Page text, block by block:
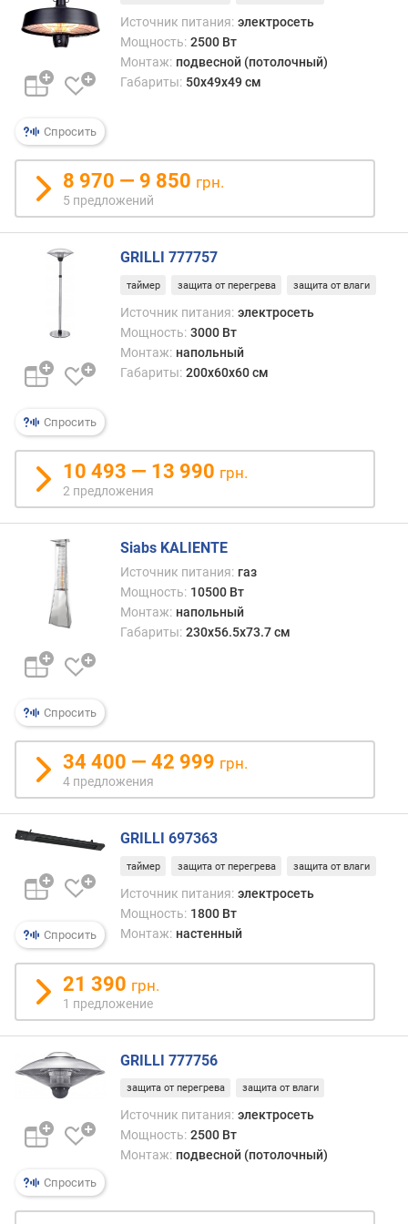
ж
в
е
(
к
)
Спросить
Источник питания: электросеть
Мощность: 2500 Вт
Монтаж: подвесной (потолочный)
Габариты: 50x49x49 см
8 970 — 9 850 грн.
5 предложений
Спросить
GRILLI 777757
таймер защита от перегрева защита от влаги
Источник питания: электросеть
Мощность: 3000 Вт
Монтаж: напольный
Габариты: 200x60x60 см
10 493 — 13 990 грн.
2 предложения
Спросить
Siabs KALIENTE
Источник питания: газ
Мощность: 10500 Вт
Монтаж: напольный
Габариты: 230x56.5x73.7 см
34 400 — 42 999 грн.
4 предложения
Спросить
GRILLI 697363
таймер защита от перегрева защита от влаги
Источник питания: электросеть
Мощность: 1800 Вт
Монтаж: настенный
21 390 грн.
1 предложение
Спросить
GRILLI 777756
защита от перегрева защита от влаги
Источник питания: электросеть
Мощность: 2500 Вт
Монтаж: подвесной (потолочный)